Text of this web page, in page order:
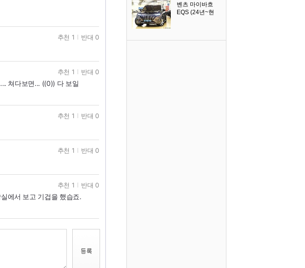
추천 1 반대 0
쳐다보면... ((0)) 다 보일
추천 1 반대 0
추천 1 반대 0
추천 1 반대 0
에서 보고 기겁을 했습죠.
추천 1 반대 0
벤츠 마이바흐
EQS (24년~현